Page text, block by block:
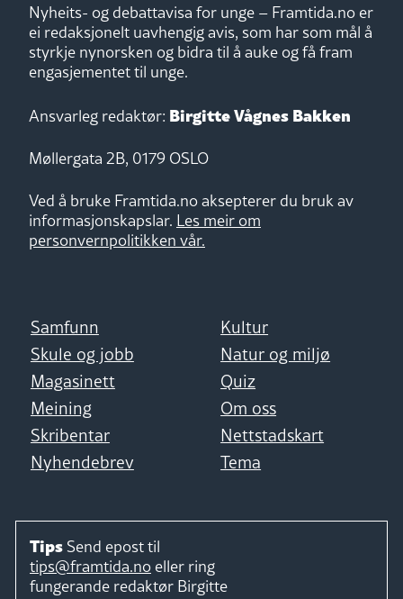
Nyheits- og debattavisa for unge – Framtida.no er
ei redaksjonelt uavhengig avis, som har som mål å
styrkje nynorsken og bidra til å auke og få fram
engasjementet til unge.
Ansvarleg redaktør: Birgitte Vågnes Bakken
Møllergata 2B, 0179 OSLO
Ved å bruke Framtida.no aksepterer du bruk av
informasjonskapslar. Les meir om
personvernpolitikken vår.
Samfunn
Kultur
Skule og jobb
Natur og miljø
Magasinett
Quiz
Meining
Om oss
Skribentar
Nettstadskart
Nyhendebrev
Tema
Tips Send epost til
tips@framtida.no eller ring
fungerande redaktør Birgitte